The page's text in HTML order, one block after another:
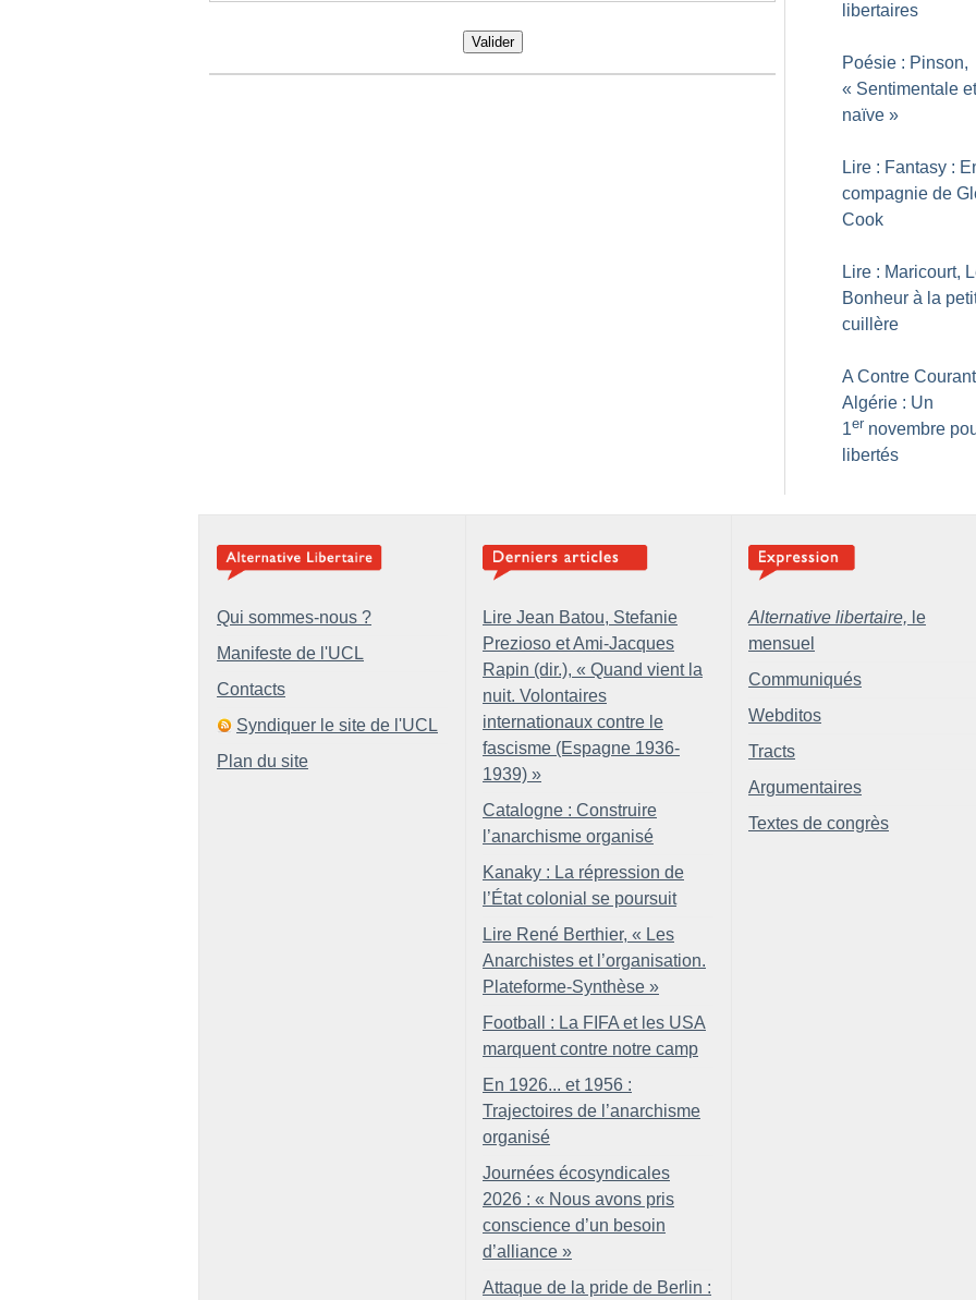
Valider
libertaires
Poésie : Pinson,
« Sentimentale et
naïve »
Lire : Fantasy :
compagnie de
Cook
Lire : Maricourt,
Bonheur à la
cuillère
A Contre
Algérie : Un
1er novembre
libertés
Qui sommes-nous ?
Manifeste de l'UCL
Contacts
Syndiquer le site de l'UCL
Plan du site
Lire Jean Batou, Stefanie
Prezioso et Ami-Jacques
Rapin (dir.), « Quand vient la
nuit. Volontaires
internationaux contre le
fascisme (Espagne 1936-
1939) »
Catalogne : Construire
l’anarchisme organisé
Kanaky : La répression de
l’État colonial se poursuit
Lire René Berthier, « Les
Anarchistes et l’organisation.
Plateforme-Synthèse »
Football : La FIFA et les USA
marquent contre notre camp
En 1926... et 1956 :
Trajectoires de l’anarchisme
organisé
Journées écosyndicales
2026 : « Nous avons pris
conscience d’un besoin
d’alliance »
Attaque de la pride de Berlin :
Alternative libertaire, le
mensuel
Communiqués
Webditos
Tracts
Argumentaires
Textes de congrès